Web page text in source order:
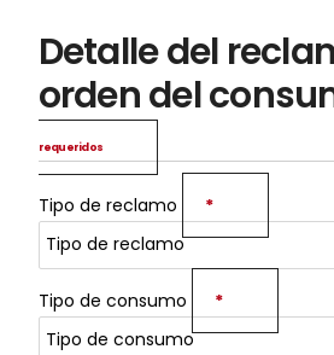
Detalle del
orden del
requeridos
Tipo de reclamo *
Tipo de consumo *